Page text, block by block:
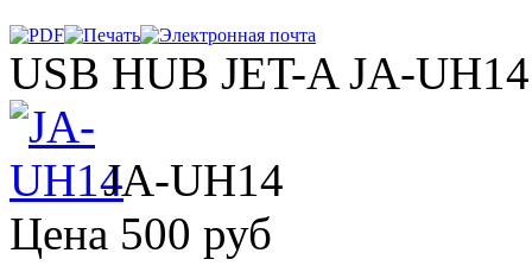
USB HUB JET-A JA-
JA-UH14
Цена 500 руб